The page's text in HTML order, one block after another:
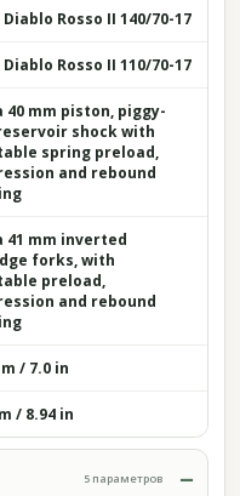
Rosso II 140/70-17
Rosso II 110/70-17
40 mm piston, piggy-
shock with
spring preload,
and rebound
41 mm inverted
forks, with
preload,
and rebound
/ 7.0 in
/ 8.94 in
5 параметров